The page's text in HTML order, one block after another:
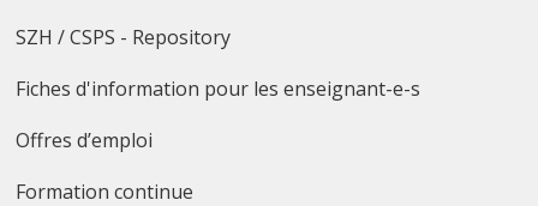
SZH / CSPS - Repository
Fiches d'information pour les enseignant-e-s
Offres d’emploi
Formation continue